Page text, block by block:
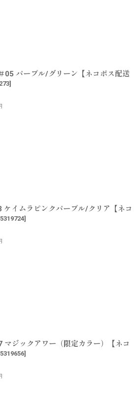
05 パープル/グリーン【ネコポス配送
]
イムラピンクパープル/クリア【ネコ
]
ジックアワー（限定カラー）【ネコ
]